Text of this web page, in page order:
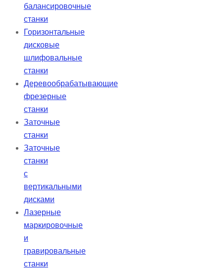
балансировочные
станки
Горизонтальные
дисковые
шлифовальные
станки
Деревообрабатывающие
фрезерные
станки
Заточные
станки
Заточные
станки
с
вертикальными
дисками
Лазерные
маркировочные
и
гравировальные
станки